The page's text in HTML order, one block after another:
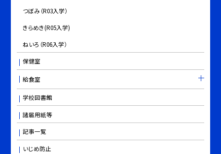
つぼみ（R03入学）
きらめき(R05入学)
ねいろ（R06入学）
保健室
給食室
学校図書館
諸届用紙等
記事一覧
いじめ防止